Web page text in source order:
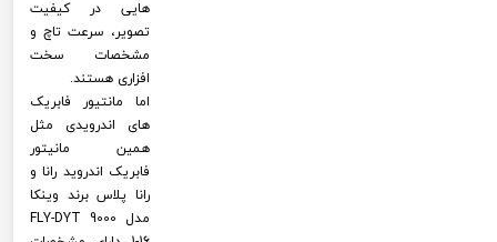
هایی در کیفیت
تصویر، سرعت تاچ و
مشخصات سخت
افزاری هستند.
اما مانتیور فابریک
های اندرویدی مثل
همین مانیتور
فابریک اندروید رانا و
رانا پلاس برند وینکا
مدل FLY-DYT 9000